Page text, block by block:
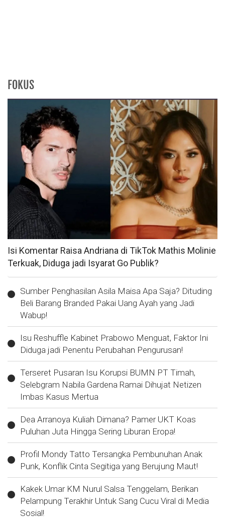
FOKUS
Isi Komentar Raisa Andriana di TikTok Mathis Molinie
Terkuak, Diduga jadi Isyarat Go Publik?
Sumber Penghasilan Asila Maisa Apa Saja? Dituding
Beli Barang Branded Pakai Uang Ayah yang Jadi
Wabup!
Isu Reshuffle Kabinet Prabowo Menguat, Faktor Ini
Diduga jadi Penentu Perubahan Pengurusan!
Terseret Pusaran Isu Korupsi BUMN PT Timah,
Selebgram Nabila Gardena Ramai Dihujat Netizen
Imbas Kasus Mertua
Dea Arranoya Kuliah Dimana? Pamer UKT Koas
Puluhan Juta Hingga Sering Liburan Eropa!
Profil Mondy Tatto Tersangka Pembunuhan Anak
Punk, Konflik Cinta Segitiga yang Berujung Maut!
Kakek Umar KM Nurul Salsa Tenggelam, Berikan
Pelampung Terakhir Untuk Sang Cucu Viral di Media
Sosial!